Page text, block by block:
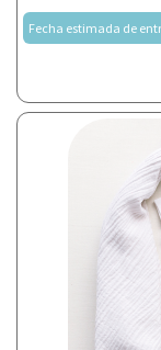
Fecha estimada de